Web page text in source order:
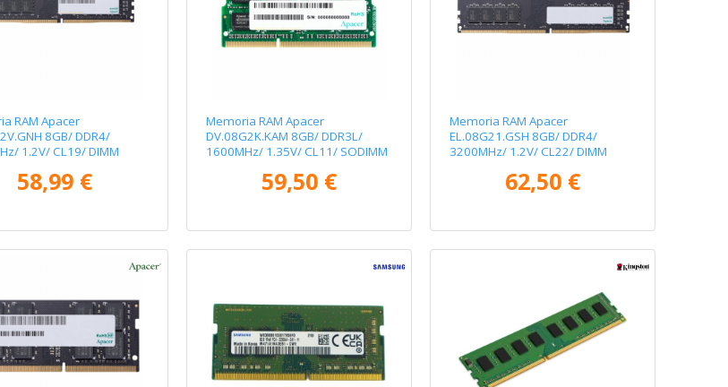
RAM Apacer
8GB/ DDR4/
1.2V/ CL19/ DIMM
58,99 €
Memoria RAM Apacer
DV.08G2K.KAM 8GB/ DDR3L/
1600MHz/ 1.35V/ CL11/ SODIMM
59,50 €
Memoria RAM Apacer
EL.08G21.GSH 8GB/ DDR4/
3200MHz/ 1.2V/ CL22/ DIMM
62,50 €